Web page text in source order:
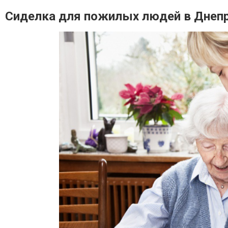
Сиделка для пожилых людей в